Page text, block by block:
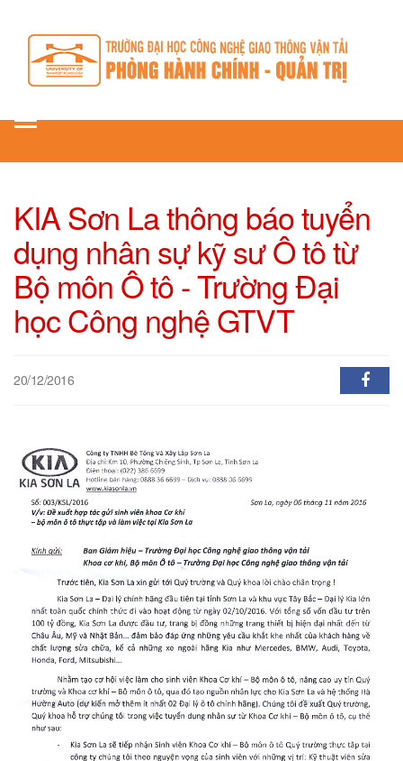
Toggle
KIA Sơn La thông báo tuyển
dụng nhân sự kỹ sư Ô tô từ
Bộ môn Ô tô - Trường Đại
học Công nghệ GTVT
20/12/2016